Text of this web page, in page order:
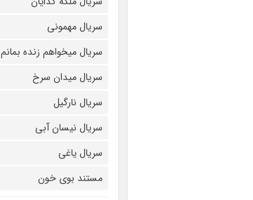
سریال مهمونی
سریال میخواهم زنده بمانم
سریال میدان سرخ
سریال نارگیل
سریال نیسان آبی
سریال یاغی
مستند بوی خون